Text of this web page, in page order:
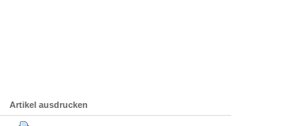
Artikel ausdrucken